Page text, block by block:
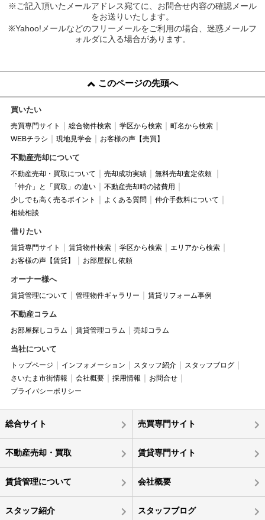
※ご記入頂いたメールアドレス宛てに、お問合せ内容の確認メール
をお送りいたします。
※Yahoo!メールなどのフリーメールをご利用の場合、迷惑メールフ
ォルダに入る場合があります。
このページの先頭へ
買いたい
売買専門サイト 総合物件検索 学区から検索
町名から検索
WEBチラシ
現地見学会 お客様の声【売買】
不動産売却について
不動産売却・買取について 売却成功実績
無料売却査定依頼
「仲介」と「買取」の違い
不動産売却時の諸費用
少しでも高く売るポイント
よくある質問
仲介手数料について
相続相談
借りたい
賃貸専門サイト 賃貸物件検索 学区から検索
エリアから検索
お客様の声【賃貸】
お部屋探し依頼
オーナー様へ
賃貸管理について 管理物件ギャラリー 賃貸リフォーム事例
不動産コラム
お部屋探しコラム 賃貸管理コラム 売却コラム
当社について
トップページ インフォメーション スタッフ紹介
スタッフブログ
さいたま市街情報
会社概要 採用情報
お問合せ
プライバシーポリシー
総合サイト 売買専門サイト
不動産売却・買取 賃貸専門サイト
賃貸管理について 会社概要
スタッフ紹介 スタッフブログ